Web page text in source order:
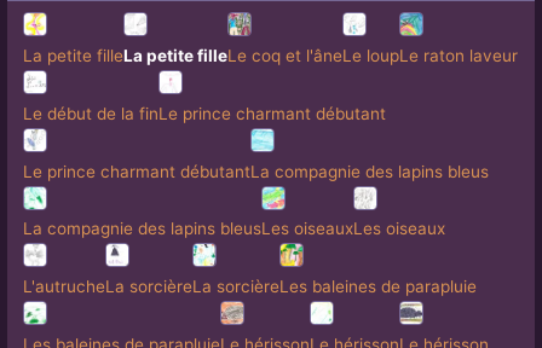
La petite filleLa petite filleLe coq et l'âneLe loupLe raton laveur
Le début de la finLe prince charmant débutant
Le prince charmant débutantLa compagnie des lapins bleus
La compagnie des lapins bleusLes oiseauxLes oiseaux
L'autrucheLa sorcièreLa sorcièreLes baleines de parapluie